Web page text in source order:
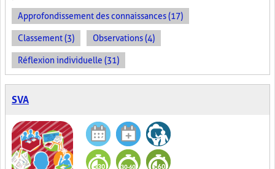
Approfondissement des connaissances (17)
Classement (3) Observations (4)
Réflexion individuelle (31)
SVA